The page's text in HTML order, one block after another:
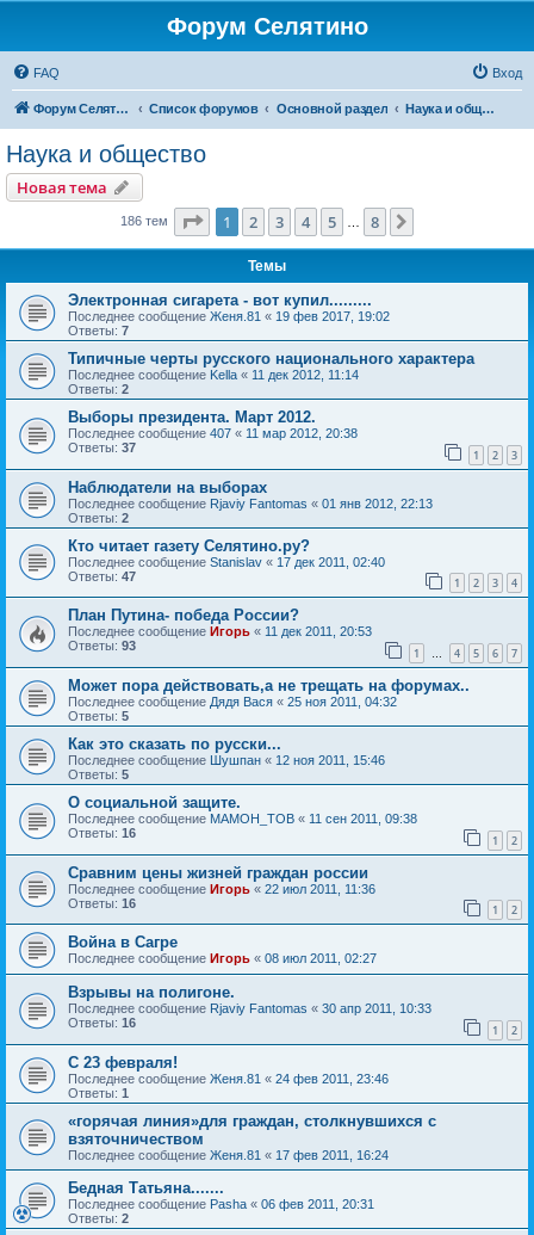
Форум Селятино
FAQ Вход
Форум Селятино Список форумов Основной раздел Наука и общество
Наука и общество
Новая тема
186 тем Страница из
1 2 3 4 5 8
Темы
Электронная сигарета - вот купил.........
Последнее сообщение Женя.81 « 19 фев 2017, 19:02
Ответы: 7
Типичные черты русского национального характера
Последнее сообщение Kella « 11 дек 2012, 11:14
Ответы: 2
Выборы президента. Март 2012.
Последнее сообщение 407 « 11 мар 2012, 20:38
Ответы: 37 1 2 3
Наблюдатели на выборах
Последнее сообщение Rjaviy Fantomas « 01 янв 2012, 22:13
Ответы: 2
Кто читает газету Селятино.ру?
Последнее сообщение Stanislav « 17 дек 2011, 02:40
Ответы: 47 1 2 3 4
План Путина- победа России?
Последнее сообщение Игорь « 11 дек 2011, 20:53
Ответы: 93 1 … 4 5 6 7
Может пора действовать,а не трещать на форумах..
Последнее сообщение Дядя Вася « 25 ноя 2011, 04:32
Ответы: 5
Как это сказать по русски...
Последнее сообщение Шушпан « 12 ноя 2011, 15:46
Ответы: 5
О социальной защите.
Последнее сообщение MAMOH_TOB « 11 сен 2011, 09:38
Ответы: 16 1 2
Сравним цены жизней граждан россии
Последнее сообщение Игорь « 22 июл 2011, 11:36
Ответы: 16 1 2
Война в Сагре
Последнее сообщение Игорь « 08 июл 2011, 02:27
Взрывы на полигоне.
Последнее сообщение Rjaviy Fantomas « 30 апр 2011, 10:33
Ответы: 16 1 2
C 23 февраля!
Последнее сообщение Женя.81 « 24 фев 2011, 23:46
Ответы: 1
«горячая линия»для граждан, столкнувшихся с
взяточничеством
Последнее сообщение Женя.81 « 17 фев 2011, 16:24
Бедная Татьяна.......
Последнее сообщение Pasha « 06 фев 2011, 20:31
Ответы: 2